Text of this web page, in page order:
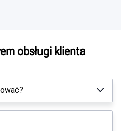
obsługi klienta